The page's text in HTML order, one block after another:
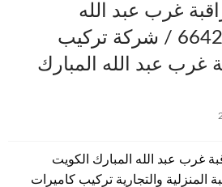
غرب عبد الله
المبارك / 66428585 / شركة تركيب
غرب عبد الله المبارك
غرب عبد الله المبارك الكويت
المنزلية والتجارية تركيب كاميرات